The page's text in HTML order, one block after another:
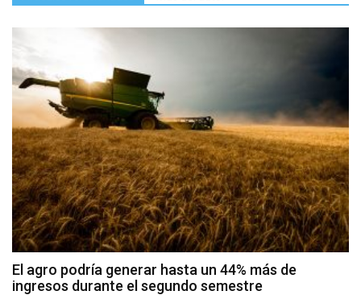
El agro podría generar hasta un 44% más de
ingresos durante el segundo semestre